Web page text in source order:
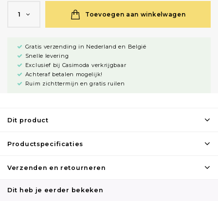
1 Toevoegen aan winkelwagen
Gratis verzending in Nederland en België
Snelle levering
Exclusief bij Casimoda verkrijgbaar
Achteraf betalen mogelijk!
Ruim zichttermijn en gratis ruilen
Dit product
Productspecificaties
Verzenden en retourneren
Dit heb je eerder bekeken